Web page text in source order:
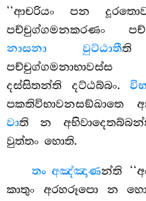
‘‘ආචරියං පන
පච්චුග්ගමනකරණං
නාසනා වුට්ඨාතීති
දස්සිතන්ති දට්ඨබ්බං.
පකතිවිභාවනසඞ්ඛාතෙ
වාති න
වුත්තං හොති.
තං අඤ්ඤාණන්ති
කාතුං අරහරූපො න